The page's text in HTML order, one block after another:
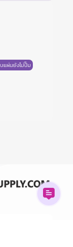
แผ่นยังไม่ปั๊ม
ม่ๆ เป็นเอกลักษณ์